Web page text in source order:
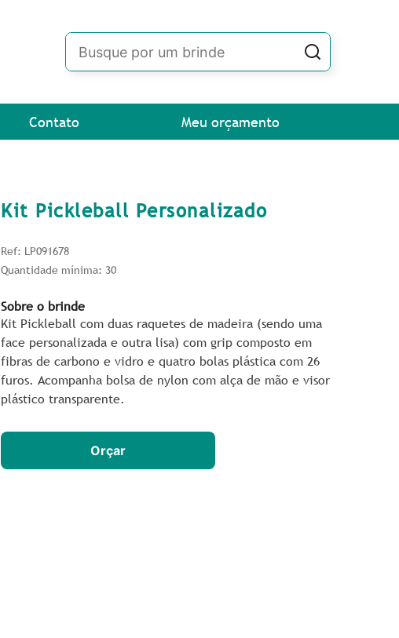
Contato Meu orçamento
Kit Pickleball Personalizado
Ref: LP091678
Quantidade mínima: 30
Sobre o brinde
Kit Pickleball com duas raquetes de madeira (sendo uma
face personalizada e outra lisa) com grip composto em
fibras de carbono e vidro e quatro bolas plástica com 26
furos. Acompanha bolsa de nylon com alça de mão e visor
plástico transparente.
Orçar